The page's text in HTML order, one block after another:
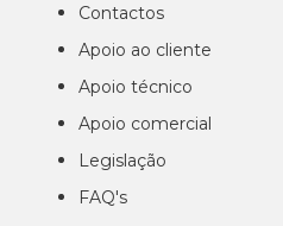
Contactos
Apoio ao cliente
Apoio técnico
Apoio comercial
Legislação
FAQ's